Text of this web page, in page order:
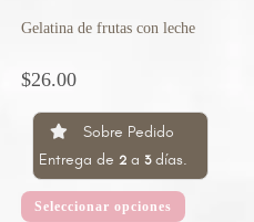
Gelatina de frutas con leche
$26.00
Sobre Pedido
Entrega de 2a 3días.
Seleccionar opciones